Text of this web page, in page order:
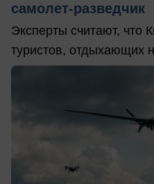
самолет-разведчик
Эксперты считают, что
туристов, отдыхающих